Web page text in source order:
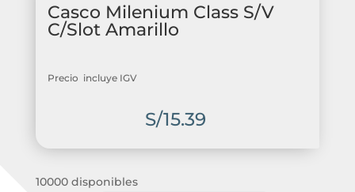
Casco Milenium Class S/V
C/Slot Amarillo
Precio incluye IGV
S/15.39
10000 disponibles